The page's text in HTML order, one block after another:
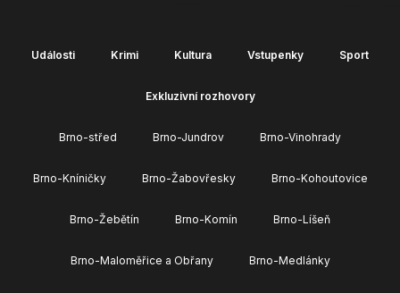
Události Krimi Kultura Vstupenky Sport
Exkluzivní rozhovory
Brno-střed Brno-Jundrov Brno-Vinohrady
Brno-Kníničky Brno-Žabovřesky Brno-Kohoutovice
Brno-Žebětín Brno-Komín Brno-Líšeň
Brno-Maloměřice a Obřany Brno-Medlánky